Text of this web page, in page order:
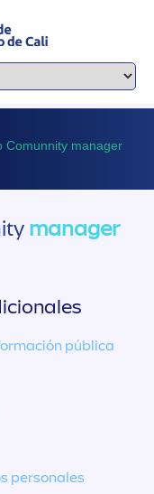
Comunnity manager
manager
pública
personales